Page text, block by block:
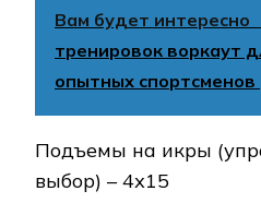
Вам будет интересно
тренировок воркаут
опытных
Подъемы на икры
выбор) – 4х15